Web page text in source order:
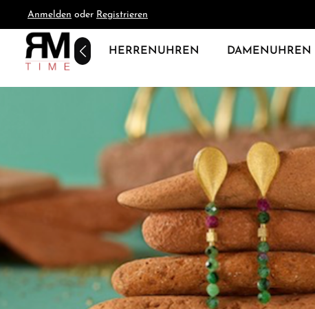
Zur Hauptnavigation springen
Anmelden oder Registrieren
HOME HERRENUHREN DAMENUHREN